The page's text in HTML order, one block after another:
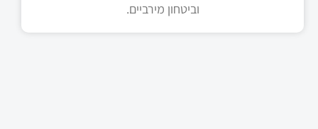
וביטחון מירביים.